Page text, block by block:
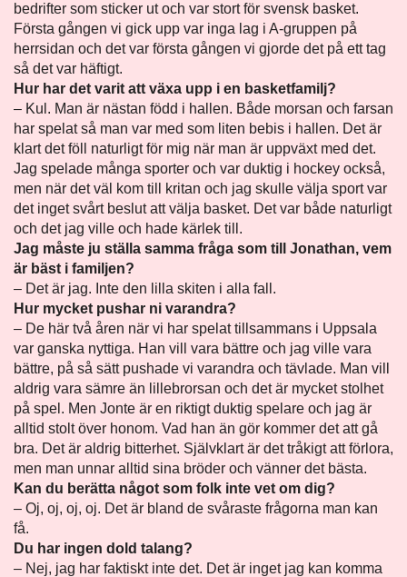
bedrifter som sticker ut och var stort för svensk basket.
Första gången vi gick upp var inga lag i A-gruppen på
herrsidan och det var första gången vi gjorde det på ett tag
så det var häftigt.
Hur har det varit att växa upp i en basketfamilj?
– Kul. Man är nästan född i hallen. Både morsan och farsan
har spelat så man var med som liten bebis i hallen. Det är
klart det föll naturligt för mig när man är uppväxt med det.
Jag spelade många sporter och var duktig i hockey också,
men när det väl kom till kritan och jag skulle välja sport var
det inget svårt beslut att välja basket. Det var både naturligt
och det jag ville och hade kärlek till.
Jag måste ju ställa samma fråga som till Jonathan, vem
är bäst i familjen?
– Det är jag. Inte den lilla skiten i alla fall.
Hur mycket pushar ni varandra?
– De här två åren när vi har spelat tillsammans i Uppsala
var ganska nyttiga. Han vill vara bättre och jag ville vara
bättre, på så sätt pushade vi varandra och tävlade. Man vill
aldrig vara sämre än lillebrorsan och det är mycket stolhet
på spel. Men Jonte är en riktigt duktig spelare och jag är
alltid stolt över honom. Vad han än gör kommer det att gå
bra. Det är aldrig bitterhet. Självklart är det tråkigt att förlora,
men man unnar alltid sina bröder och vänner det bästa.
Kan du berätta något som folk inte vet om dig?
– Oj, oj, oj, oj. Det är bland de svåraste frågorna man kan
få.
Du har ingen dold talang?
– Nej, jag har faktiskt inte det. Det är inget jag kan komma